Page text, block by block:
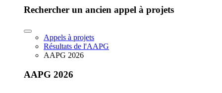
Rechercher un ancien appel à projets
Appels à projets
Résultats de l'AAPG
AAPG 2026
AAPG 2026